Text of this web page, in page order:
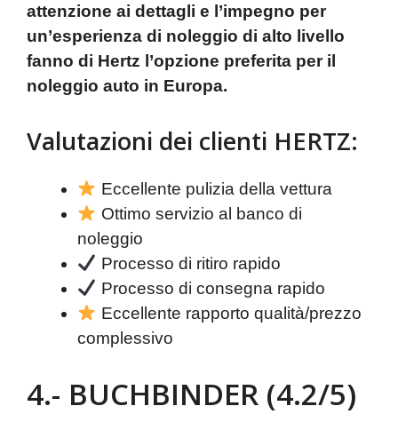
attenzione ai dettagli e l’impegno per
un’esperienza di noleggio di alto livello
fanno di Hertz l’opzione preferita per il
noleggio auto in Europa.
Valutazioni dei clienti HERTZ:
Eccellente pulizia della vettura
Ottimo servizio al banco di
noleggio
Processo di ritiro rapido
Processo di consegna rapido
Eccellente rapporto qualità/prezzo
complessivo
4.- BUCHBINDER (4.2/5)